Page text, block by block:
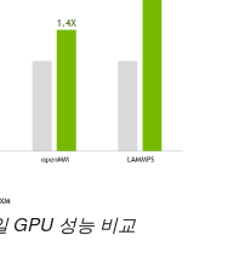
GPU 성능 비교